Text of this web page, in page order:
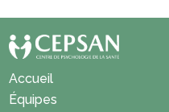
Accueil
Équipes